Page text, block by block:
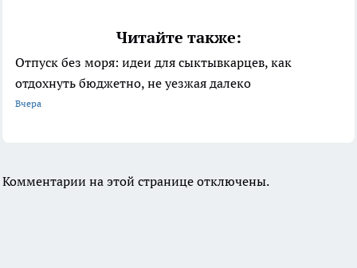
Читайте также:
Отпуск без моря: идеи для сыктывкарцев, как
отдохнуть бюджетно, не уезжая далеко
Вчера
Комментарии на этой странице отключены.